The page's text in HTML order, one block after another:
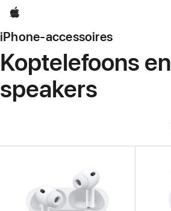
Apple
iPhone-accessoires
Koptelefoons en
speakers